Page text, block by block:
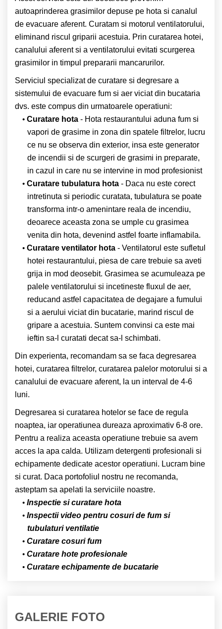
autoaprinderea grasimilor depuse pe hota si canalul
de evacuare aferent. Curatam si motorul ventilatorului,
eliminand riscul griparii acestuia. Prin curatarea hotei,
canalului aferent si a ventilatorului evitati scurgerea
grasimilor in timpul prepararii mancarurilor.
Serviciul specializat de curatare si degresare a
sistemului de evacuare fum si aer viciat din bucataria
dvs. este compus din urmatoarele operatiuni:
Curatare hota- Hota restaurantului aduna fum si
vapori de grasime in zona din spatele filtrelor, lucru
ce nu se observa din exterior, insa este generator
de incendii si de scurgeri de grasimi in preparate,
in cazul in care nu se intervine in mod profesionist
Curatare tubulatura hota- Daca nu este corect
intretinuta si periodic curatata, tubulatura se poate
transforma intr-o amenintare reala de incendiu,
deoarece aceasta zona se umple cu grasimea
venita din hota, devenind astfel foarte inflamabila.
Curatare ventilator hota - Ventilatorul este sufletul
hotei restaurantului, piesa de care trebuie sa aveti
grija in mod deosebit. Grasimea se acumuleaza pe
palele ventilatorului si incetineste fluxul de aer,
reducand astfel capacitatea de degajare a fumului
si a aerului viciat din bucatarie, marind riscul de
gripare a acestuia. Suntem convinsi ca este mai
ieftin sa-l curatati decat sa-l schimbati.
Din experienta, recomandam sa se faca degresarea
hotei, curatarea filtrelor, curatarea palelor motorului si a
canalului de evacuare aferent, la un interval de 4-6
luni.
Degresarea si curatarea hotelor se face de regula
noaptea, iar operatiunea dureaza aproximativ 6-8 ore.
Pentru a realiza aceasta operatiune trebuie sa avem
acces la apa calda. Utilizam detergenti profesionali si
echipamente dedicate acestor operatiuni. Lucram bine
si curat. Daca portofoliul nostru ne recomanda,
asteptam sa apelati la serviciile noastre.
Inspectie si curatare hota
Inspectii video pentru cosuri de fum si
tubulaturi ventilatie
Curatare cosuri fum
Curatare hote profesionale
Curatare echipamente de bucatarie
GALERIE FOTO